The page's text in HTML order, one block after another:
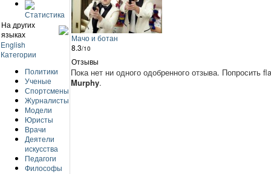
Статистика
На других
языках
English
Категории
Политики
Ученые
Спортсмены
Журналисты
Модели
Юристы
Врачи
Деятели
искусства
Педагоги
Философы
Мачо и ботан
8.3/10
Отзывы
Пока нет ни одного одобренного отзыва. Попросить
Murphy.